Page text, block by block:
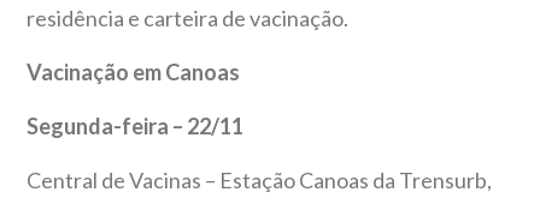
residência e carteira de vacinação.
Vacinação em Canoas
Segunda-feira – 22/11
Central de Vacinas – Estação Canoas da Trensurb,